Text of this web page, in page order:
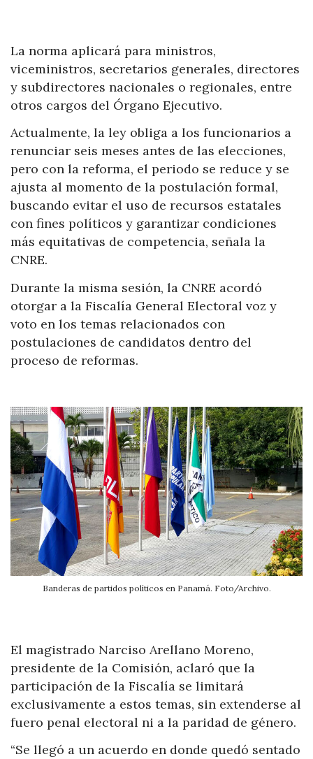
La norma aplicará para ministros,
viceministros, secretarios generales, directores
y subdirectores nacionales o regionales, entre
otros cargos del Órgano Ejecutivo.
Actualmente, la ley obliga a los funcionarios a
renunciar seis meses antes de las elecciones,
pero con la reforma, el periodo se reduce y se
ajusta al momento de la postulación formal,
buscando evitar el uso de recursos estatales
con fines políticos y garantizar condiciones
más equitativas de competencia, señala la
CNRE.
Durante la misma sesión, la CNRE acordó
otorgar a la Fiscalía General Electoral voz y
voto en los temas relacionados con
postulaciones de candidatos dentro del
proceso de reformas.
Banderas de partidos políticos en Panamá. Foto/Archivo.
El magistrado Narciso Arellano Moreno,
presidente de la Comisión, aclaró que la
participación de la Fiscalía se limitará
exclusivamente a estos temas, sin extenderse al
fuero penal electoral ni a la paridad de género.
“Se llegó a un acuerdo en donde quedó sentado